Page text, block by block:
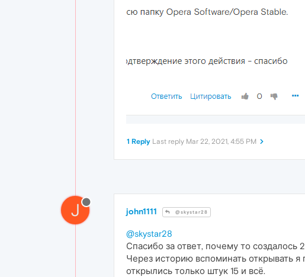
1 Reply Last reply Mar 22, 2021, 4:55 PM
J john1111 @skystar28
@skystar28
Спасибо за ответ, почему то
Через историю вспоминать открывать
открылись только штук 15 и всё.